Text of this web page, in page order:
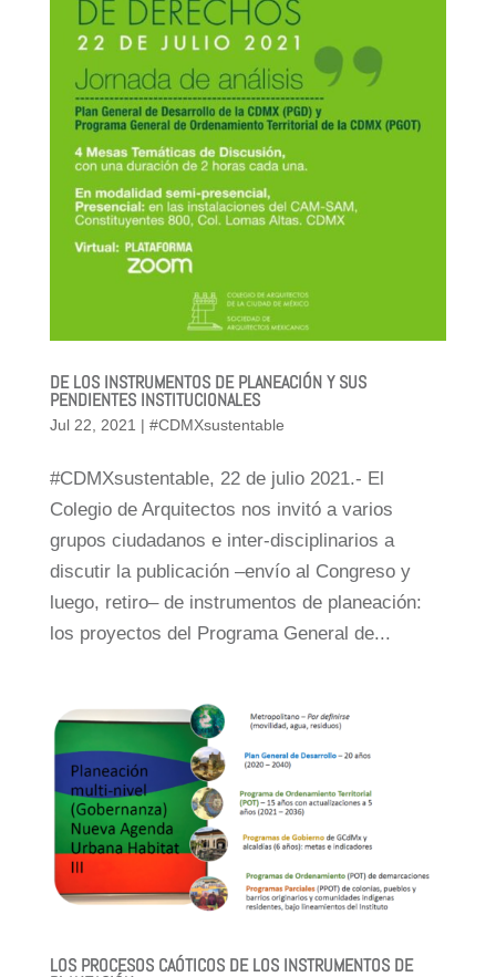
DE LOS INSTRUMENTOS DE PLANEACIÓN Y SUS
PENDIENTES INSTITUCIONALES
Jul 22, 2021 | #CDMXsustentable
#CDMXsustentable, 22 de julio 2021.- El
Colegio de Arquitectos nos invitó a varios
grupos ciudadanos e inter-disciplinarios a
discutir la publicación –envío al Congreso y
luego, retiro– de instrumentos de planeación:
los proyectos del Programa General de...
LOS PROCESOS CAÓTICOS DE LOS INSTRUMENTOS DE